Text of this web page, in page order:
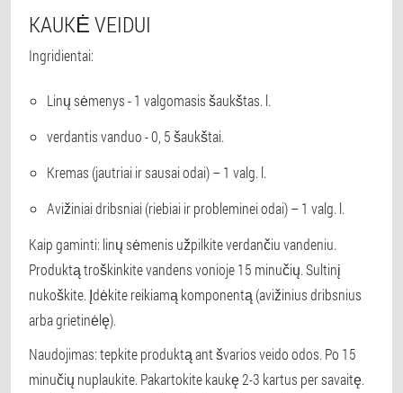
KAUKĖ VEIDUI
Ingridientai:
Linų sėmenys - 1 valgomasis šaukštas. l.
verdantis vanduo - 0, 5 šaukštai.
Kremas (jautriai ir sausai odai) – 1 valg. l.
Avižiniai dribsniai (riebiai ir probleminei odai) – 1 valg. l.
Kaip gaminti: linų sėmenis užpilkite verdančiu vandeniu.
Produktą troškinkite vandens vonioje 15 minučių. Sultinį
nukoškite. Įdėkite reikiamą komponentą (avižinius dribsnius
arba grietinėlę).
Naudojimas: tepkite produktą ant švarios veido odos. Po 15
minučių nuplaukite. Pakartokite kaukę 2-3 kartus per savaitę.